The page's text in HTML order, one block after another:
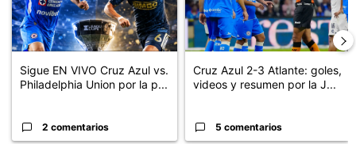
Sigue EN VIVO Cruz Azul vs.
Philadelphia Union por la p...
2 comentarios
Cruz Azul 2-3 Atlante: goles,
videos y resumen por la J...
5 comentarios